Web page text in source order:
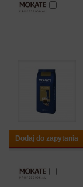
Dodaj do zapytania